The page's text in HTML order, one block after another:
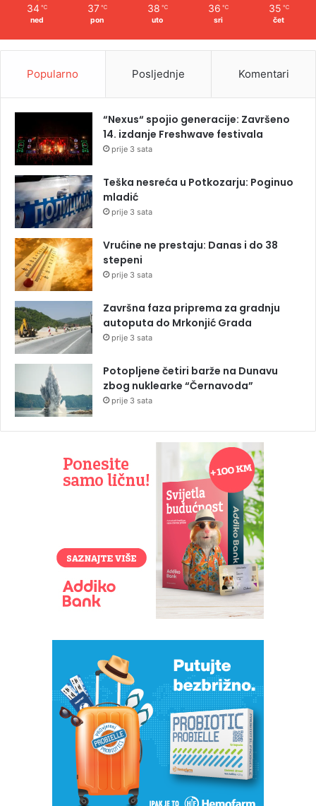
34 ℃
ned
37 ℃
pon
38 ℃
uto
36 ℃
sri
35 ℃
čet
Popularno Posljednje Komentari
“Nexus“ spojio generacije: Završeno
14. izdanje Freshwave festivala
prije 3 sata
Teška nesreća u Potkozarju: Poginuo
mladić
prije 3 sata
Vrućine ne prestaju: Danas i do 38
stepeni
prije 3 sata
Završna faza priprema za gradnju
autoputa do Mrkonjić Grada
prije 3 sata
Potopljene četiri barže na Dunavu
zbog nuklearke “Černavoda”
prije 3 sata